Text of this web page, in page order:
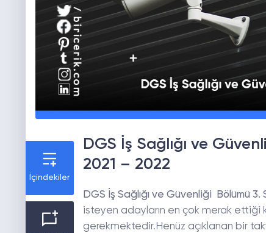
İçindekiler
DGS İş Sağlığı ve
2021 – 2022
DGS İş Sağlığı ve Güvenliği Bölümü
isteyen adayların en çok merak ettiği
gerekmektedir.Henüz açıklanan bir